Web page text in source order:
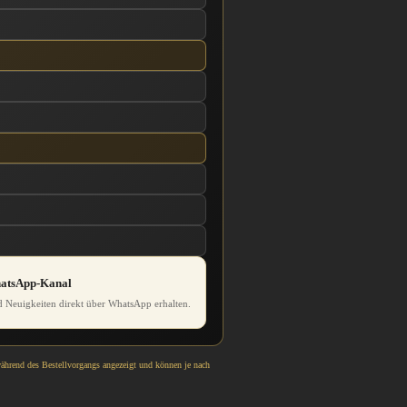
Kanal
Neuigkeiten direkt über WhatsApp erhalten.
des Bestellvorgangs angezeigt und können je nach